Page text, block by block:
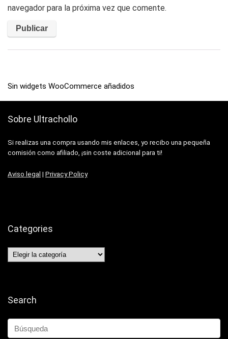
navegador para la próxima vez que comente.
Sin widgets WooCommerce añadidos
Sobre Ultrachollo
Si realizas una compra usando mis enlaces, yo recibo una pequeña
comisión como afiliado, ¡sin coste adicional para ti!
Aviso legal | Privacy Policy
Categories
Categories
Search